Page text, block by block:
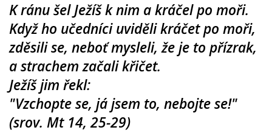
K ránu šel Ježíš k nim a kráčel po moři.
Když ho učedníci uviděli kráčet po moři,
zděsili se, neboť mysleli, že je to přízrak,
a strachem začali křičet.
Ježíš jim řekl:
"Vzchopte se, já jsem to, nebojte se!"
(srov. Mt 14, 25-29)